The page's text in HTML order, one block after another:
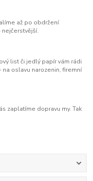
až po obdržení
list či jedlý papír vám rádi
na oslavu narozenin, firemní
zaplatíme dopravu my. Tak